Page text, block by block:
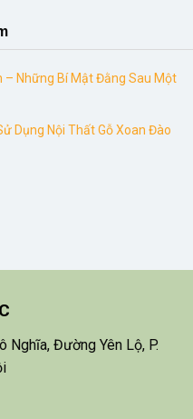
– Những Bí Mật Đằng Sau Một
Dụng Nội Thất Gỗ Xoan Đào
Nghĩa, Đường Yên Lộ, P.